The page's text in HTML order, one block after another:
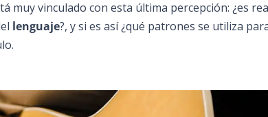
muy vinculado con esta última percepción: ¿es
lenguaje?, y si es así ¿qué patrones se utiliza